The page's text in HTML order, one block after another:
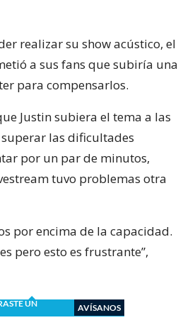
realizar su show acústico, el
a sus fans que subiría una
para compensarlos.
Justin subiera el tema a las
las dificultades
por un par de minutos,
tuvo problemas otra
por encima de la capacidad.
pero esto es frustrante”,
UN
AVÍSANOS